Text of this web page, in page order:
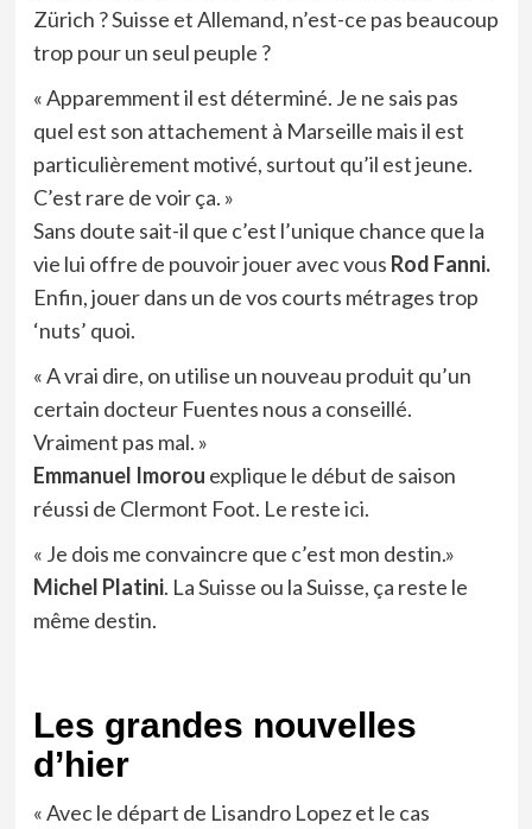
Zürich ? Suisse et Allemand, n’est-ce pas beaucoup
trop pour un seul peuple ?
« Apparemment il est déterminé. Je ne sais pas
quel est son attachement à Marseille mais il est
particulièrement motivé, surtout qu’il est jeune.
C’est rare de voir ça. »
Sans doute sait-il que c’est l’unique chance que la
vie lui offre de pouvoir jouer avec vous Rod Fanni.
Enfin, jouer dans un de vos courts métrages trop
‘nuts’ quoi.
« A vrai dire, on utilise un nouveau produit qu’un
certain docteur Fuentes nous a conseillé.
Vraiment pas mal. »
Emmanuel Imorou explique le début de saison
réussi de Clermont Foot. Le resteici.
« Je dois me convaincre que c’est mon destin.»
Michel Platini. La Suisse ou la Suisse, ça reste le
même destin.
Les grandes nouvelles
d’hier
« Avec le départ de Lisandro Lopez et le cas